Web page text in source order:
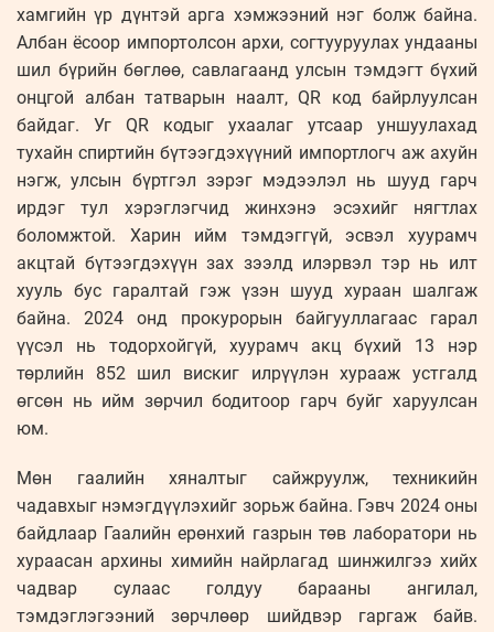
хамгийн үр дүнтэй арга хэмжээний нэг болж байна.
Албан ёсоор импортолсон архи, согтууруулах ундааны
шил бүрийн бөглөө, савлагаанд улсын тэмдэгт бүхий
онцгой албан татварын наалт, QR код байрлуулсан
байдаг. Уг QR кодыг ухаалаг утсаар уншуулахад
тухайн спиртийн бүтээгдэхүүний импортлогч аж ахуйн
нэгж, улсын бүртгэл зэрэг мэдээлэл нь шууд гарч
ирдэг тул хэрэглэгчид жинхэнэ эсэхийг нягтлах
боломжтой. Харин ийм тэмдэггүй, эсвэл хуурамч
акцтай бүтээгдэхүүн зах зээлд илэрвэл тэр нь илт
хууль бус гаралтай гэж үзэн шууд хураан шалгаж
байна. 2024 онд прокурорын байгууллагаас гарал
үүсэл нь тодорхойгүй, хуурамч акц бүхий 13 нэр
төрлийн 852 шил вискиг илрүүлэн хурааж устгалд
өгсөн нь ийм зөрчил бодитоор гарч буйг харуулсан
юм.
Мөн гаалийн хяналтыг сайжруулж, техникийн
чадавхыг нэмэгдүүлэхийг зорьж байна. Гэвч 2024 оны
байдлаар Гаалийн ерөнхий газрын төв лаборатори нь
хураасан архины химийн найрлагад шинжилгээ хийх
чадвар сулаас голдуу барааны ангилал,
тэмдэглэгээний зөрчлөөр шийдвэр гаргаж байв.